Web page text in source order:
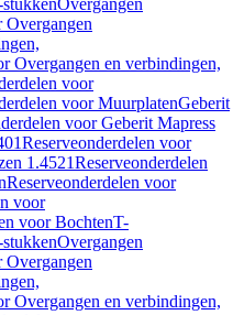
Overgangen
Overgangen
Overgangen en verbindingen,
voor
voor MuurplatenGeberit
voor Geberit Mapress
Reserveonderdelen voor
1.4521Reserveonderdelen
Reserveonderdelen voor
voor
voor BochtenT-
Overgangen
Overgangen
Overgangen en verbindingen,